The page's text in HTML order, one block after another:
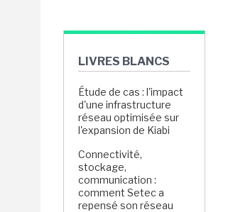
LIVRES BLANCS
Étude de cas : l'impact
d'une infrastructure
réseau optimisée sur
l'expansion de Kiabi
Connectivité,
stockage,
communication :
comment Setec a
repensé son réseau